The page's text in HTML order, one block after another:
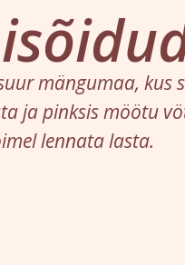
mängumaa,
ja pinksis möötu
lennata lasta.